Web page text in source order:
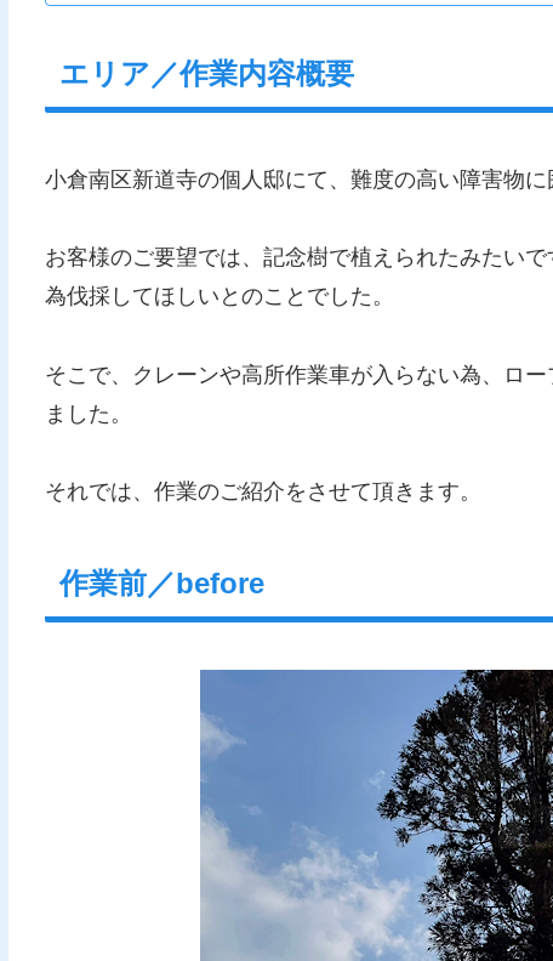
エリア／作業内容概要
小倉南区新道寺の個人邸にて、難度の高い障害物
お客様のご要望では、記念樹で植えられたみたい
為伐採してほしいとのことでした。
そこで、クレーンや高所作業車が入らない為、ロ
ました。
それでは、作業のご紹介をさせて頂きます。
作業前／before